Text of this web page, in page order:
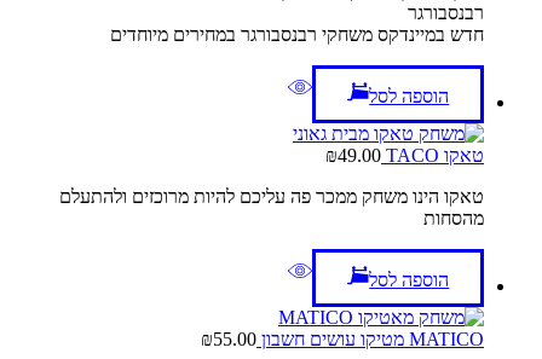
רבנסבורגר
חדש במיינדקס משחקי רבנסבורגר במחירים מיוחדים
הוספה לסל
טאקו TACO ₪49.00
טאקו הינו משחק ממכר פה עליכם להיות מרוכזים ולהתעלם
מהסחות
הוספה לסל
MATICO מטיקו עושים חשבון ₪55.00